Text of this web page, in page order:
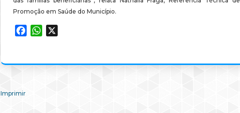
Promoção em Saúde do Município.
FacebookWhatsApp
Imprimir